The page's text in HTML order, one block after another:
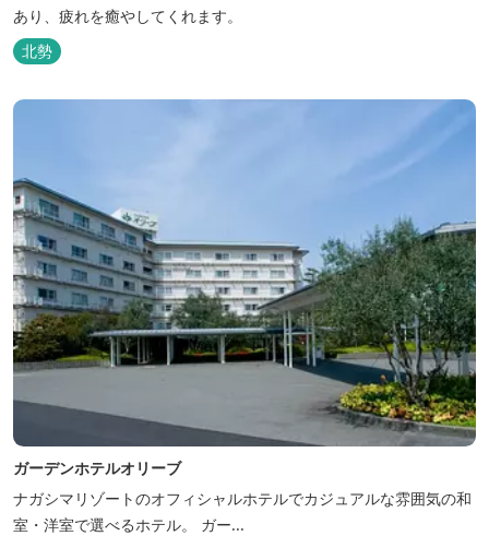
あり、疲れを癒やしてくれます。
北勢
ガーデンホテルオリーブ
ナガシマリゾートのオフィシャルホテルでカジュアルな雰囲気の和
室・洋室で選べるホテル。 ガー...